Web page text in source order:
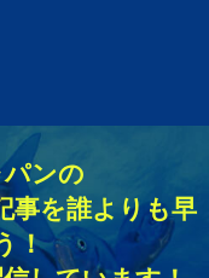
ンの
事を誰よりも早
！